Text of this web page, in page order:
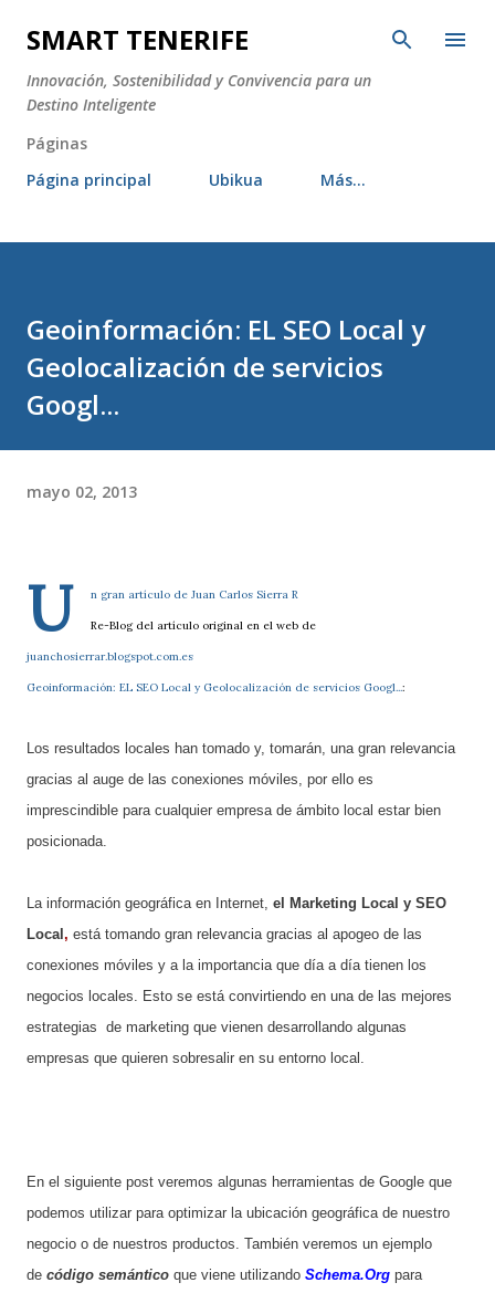
Ir al contenido principal
SMART TENERIFE
Innovación, Sostenibilidad y Convivencia para un
Destino Inteligente
Páginas
Página principal
Ubikua Más…
Geoinformación: EL SEO Local y
Geolocalización de servicios
Googl...
mayo 02, 2013
U n gran artículo de Juan Carlos Sierra R
Re-Blog del artículo original en el web de
juanchosierrar.blogspot.com.es
Geoinformación: EL SEO Local y Geolocalización de servicios Googl...:
Los resultados locales han tomado y, tomarán, una gran relevancia
gracias al auge de las conexiones móviles, por ello es
imprescindible para cualquier empresa de ámbito local estar bien
posicionada.
La información geográfica en Internet, el Marketing Local y SEO
Local , está tomando gran relevancia gracias al apogeo de las
conexiones móviles y a la importancia que día a día tienen los
negocios locales. Esto se está convirtiendo en una de las mejores
estrategias de marketing que vienen desarrollando algunas
empresas que quieren sobresalir en su entorno local.
En el siguiente post veremos algunas herramientas de Google que
podemos utilizar para optimizar la ubicación geográfica de nuestro
negocio o de nuestros productos. También veremos un ejemplo
de código semántico que viene utilizando Schema.Org para